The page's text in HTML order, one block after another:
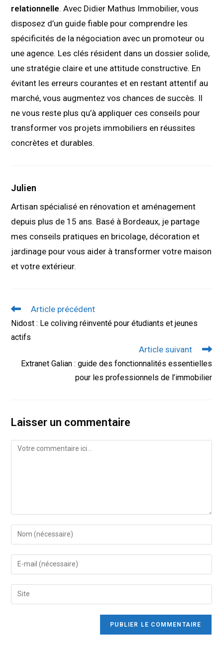
relationnelle. Avec Didier Mathus Immobilier, vous
disposez d’un guide fiable pour comprendre les
spécificités de la négociation avec un promoteur ou
une agence. Les clés résident dans un dossier solide,
une stratégie claire et une attitude constructive. En
évitant les erreurs courantes et en restant attentif au
marché, vous augmentez vos chances de succès. Il
ne vous reste plus qu’à appliquer ces conseils pour
transformer vos projets immobiliers en réussites
concrètes et durables.
Julien
Artisan spécialisé en rénovation et aménagement
depuis plus de 15 ans. Basé à Bordeaux, je partage
mes conseils pratiques en bricolage, décoration et
jardinage pour vous aider à transformer votre maison
et votre extérieur.
Read
articles
Article précédent
Nidost : Le coliving réinventé pour étudiants et jeunes
actifs
Article suivant
Extranet Galian : guide des fonctionnalités essentielles
pour les professionnels de l’immobilier
Laisser un commentaire
Comment
Enter
your
name
comment
Enter
your
email
address
Saisir
l’URL